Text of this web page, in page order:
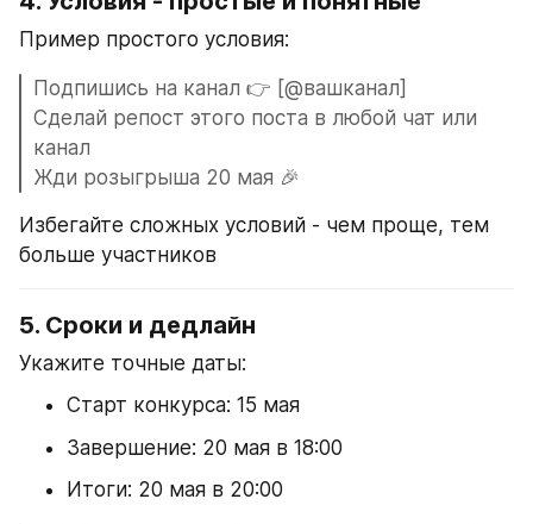
Пример простого условия:
Подпишись на канал 👉 [@вашканал]
Сделай репост этого поста в любой чат или
канал
Жди розыгрыша 20 мая 🎉
Избегайте сложных условий - чем проще, тем
больше участников
5. Сроки и дедлайн
Укажите точные даты:
Старт конкурса: 15 мая
Завершение: 20 мая в 18:00
Итоги: 20 мая в 20:00